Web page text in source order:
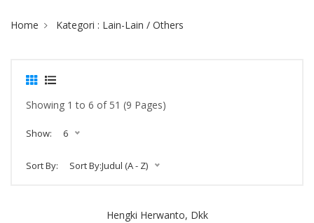
Site Breadcrumb
Home Kategori : Lain-Lain / Others
Showing 1 to 6 of 51 (9 Pages)
Show: 6
Sort By: Sort By:Judul (A - Z)
Hengki Herwanto, Dkk